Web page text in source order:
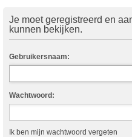
Je moet geregistreerd en
kunnen bekijken.
Gebruikersnaam:
Wachtwoord:
Ik ben mijn wachtwoord vergeten